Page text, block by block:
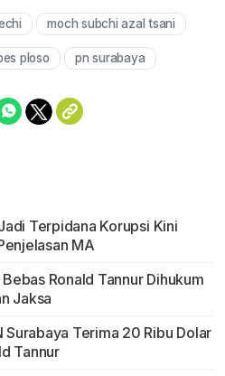
Mute
moch subchi azal tsani
ploso pn surabaya
Terpidana Korupsi Kini
MA
Ronald Tannur Dihukum
Jaksa
Surabaya Terima 20 Ribu Dolar
Tannur